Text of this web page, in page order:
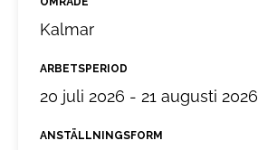
Kalmar
ARBETSPERIOD
20 juli 2026 - 21 augusti 2026
ANSTÄLLNINGSFORM